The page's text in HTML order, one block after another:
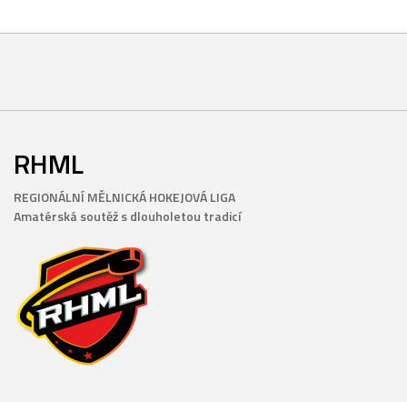
RHML
REGIONÁLNÍ MĚLNICKÁ HOKEJOVÁ LIGA
Amatérská soutěž s dlouholetou tradicí